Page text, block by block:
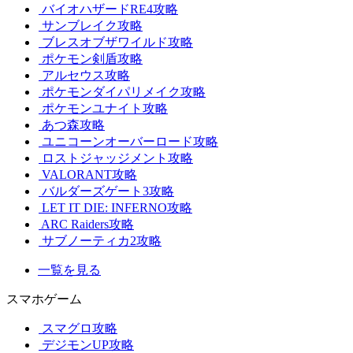
バイオハザードRE4攻略
サンブレイク攻略
ブレスオブザワイルド攻略
ポケモン剣盾攻略
アルセウス攻略
ポケモンダイパリメイク攻略
ポケモンユナイト攻略
あつ森攻略
ユニコーンオーバーロード攻略
ロストジャッジメント攻略
VALORANT攻略
バルダーズゲート3攻略
LET IT DIE: INFERNO攻略
ARC Raiders攻略
サブノーティカ2攻略
一覧を見る
スマホゲーム
スマグロ攻略
デジモンUP攻略